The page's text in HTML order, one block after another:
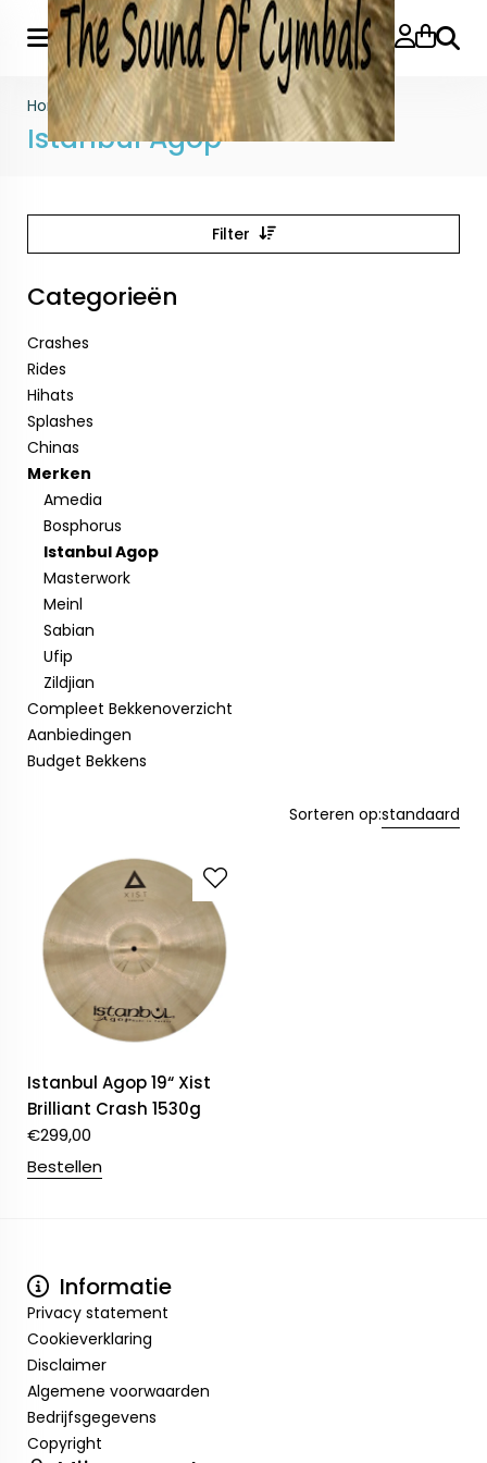
Home > Merken > Istanbul Agop
Istanbul Agop
Filter
Categorieën
Crashes
Rides
Hihats
Splashes
Chinas
Merken
Amedia
Bosphorus
Istanbul Agop
Masterwork
Meinl
Sabian
Ufip
Zildjian
Compleet Bekkenoverzicht
Aanbiedingen
Budget Bekkens
Sorteren op:standaard
Istanbul Agop 19“ Xist
Brilliant Crash 1530g
€299,00
Bestellen
Informatie
Privacy statement
Cookieverklaring
Disclaimer
Algemene voorwaarden
Bedrijfsgegevens
Copyright